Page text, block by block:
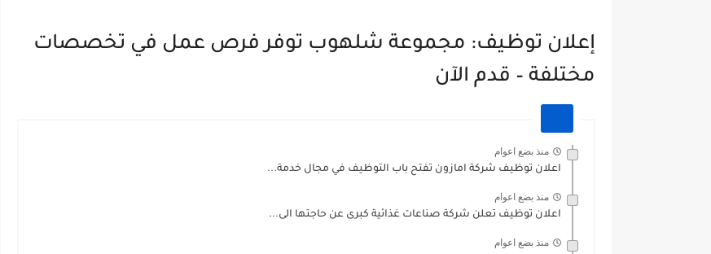
إعلان توظيف: مجموعة شلهوب توفر فرص عمل في تخصصات
مختلفة – قدم الآن
منذ بضع اعوام
اعلان توظيف شركة امازون تفتح باب التوظيف في مجال خدمة...
منذ بضع اعوام
اعلان توظيف تعلن شركة صناعات غذائية كبرى عن حاجتها الى...
منذ بضع اعوام